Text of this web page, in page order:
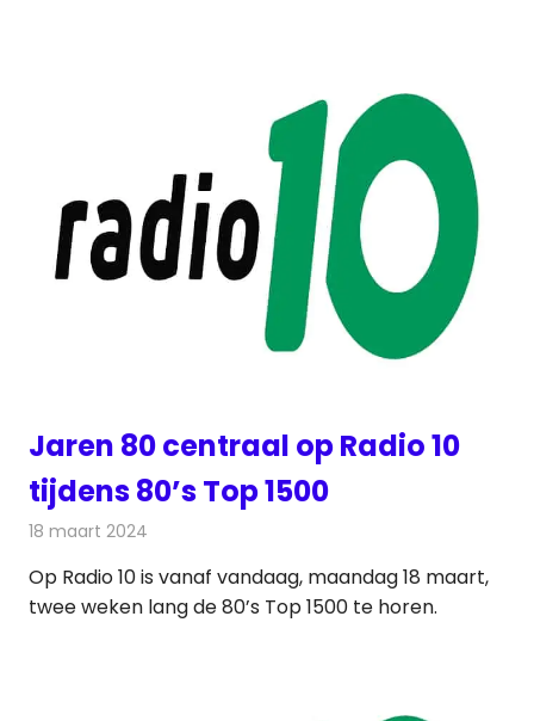
Jaren 80 centraal op Radio 10
tijdens 80’s Top 1500
18 maart 2024
Op Radio 10 is vanaf vandaag, maandag 18 maart,
twee weken lang de 80’s Top 1500 te horen.